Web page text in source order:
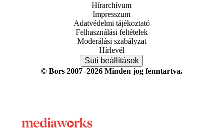
Hírarchívum
Impresszum
Adatvédelmi tájékoztató
Felhasználási feltételek
Moderálási szabályzat
Hírlevél
Süti beállítások
© Bors 2007–2026 Minden jog fenntartva.